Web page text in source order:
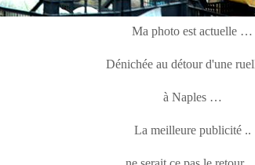
Ma photo est actuelle …
Dénichée au détour d'une
à Naples …
La meilleure publicité ..